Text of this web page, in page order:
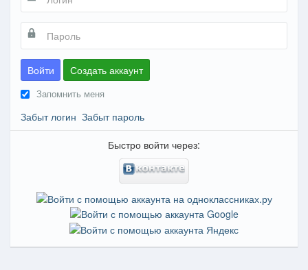
Войти Создать аккаунт
Запомнить меня
Забыт логин Забыт пароль
Быстро войти через: